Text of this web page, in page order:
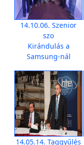
14.10.06. Szenior
szo
Kirándulás a
Samsung-nál
14.05.14. Taggyűlés